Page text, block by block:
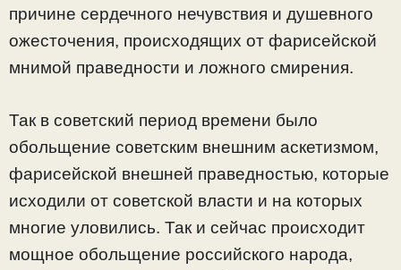
причине сердечного нечувствия и душевного
ожесточения, происходящих от фарисейской
мнимой праведности и ложного смирения.
Так в советский период времени было
обольщение советским внешним аскетизмом,
фарисейской внешней праведностью, которые
исходили от советской власти и на которых
многие уловились. Так и сейчас происходит
мощное обольщение российского народа,